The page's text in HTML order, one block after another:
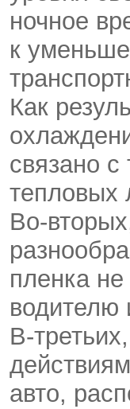
ночное
к
Как
связано
тепловых
Во-
пленка
водителю
В-
авто,